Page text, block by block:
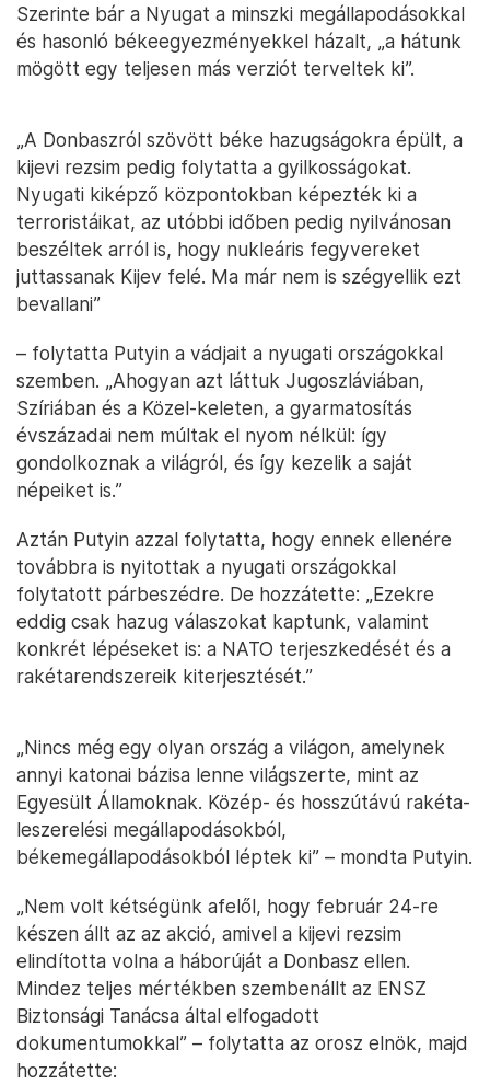
Szerinte bár a Nyugat a minszki megállapodásokkal
és hasonló békeegyezményekkel házalt, „a hátunk
mögött egy teljesen más verziót terveltek ki”.
„A Donbaszról szövött béke hazugságokra épült, a
kijevi rezsim pedig folytatta a gyilkosságokat.
Nyugati kiképző központokban képezték ki a
terroristáikat, az utóbbi időben pedig nyilvánosan
beszéltek arról is, hogy nukleáris fegyvereket
juttassanak Kijev felé. Ma már nem is szégyellik ezt
bevallani”
– folytatta Putyin a vádjait a nyugati országokkal
szemben. „Ahogyan azt láttuk Jugoszláviában,
Szíriában és a Közel-keleten, a gyarmatosítás
évszázadai nem múltak el nyom nélkül: így
gondolkoznak a világról, és így kezelik a saját
népeiket is.”
Aztán Putyin azzal folytatta, hogy ennek ellenére
továbbra is nyitottak a nyugati országokkal
folytatott párbeszédre. De hozzátette: „Ezekre
eddig csak hazug válaszokat kaptunk, valamint
konkrét lépéseket is: a NATO terjeszkedését és a
rakétarendszereik kiterjesztését.”
„Nincs még egy olyan ország a világon, amelynek
annyi katonai bázisa lenne világszerte, mint az
Egyesült Államoknak. Közép- és hosszútávú rakéta-
leszerelési megállapodásokból,
békemegállapodásokból léptek ki” – mondta Putyin.
„Nem volt kétségünk afelől, hogy február 24-re
készen állt az az akció, amivel a kijevi rezsim
elindította volna a háborúját a Donbasz ellen.
Mindez teljes mértékben szembenállt az ENSZ
Biztonsági Tanácsa által elfogadott
dokumentumokkal” – folytatta az orosz elnök, majd
hozzátette: